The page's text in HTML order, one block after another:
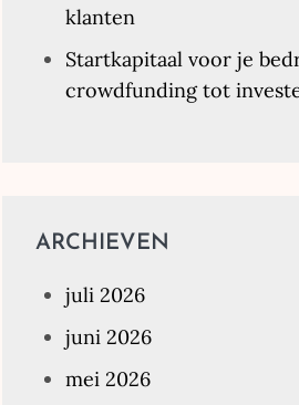
klanten
Startkapitaal voor je
crowdfunding tot
ARCHIEVEN
juli 2026
juni 2026
mei 2026